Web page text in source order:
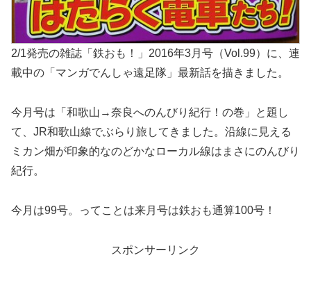
2/1発売の雑誌「鉄おも！」2016年3月号（Vol.99）に、連
載中の「マンガでんしゃ遠足隊」最新話を描きました。
今月号は「和歌山→奈良へのんびり紀行！の巻」と題し
て、JR和歌山線でぶらり旅してきました。沿線に見える
ミカン畑が印象的なのどかなローカル線はまさにのんびり
紀行。
今月は99号。ってことは来月号は鉄おも通算100号！
スポンサーリンク